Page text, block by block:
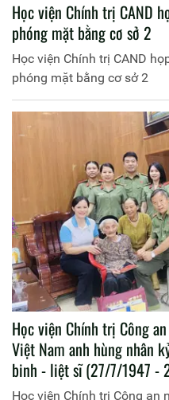
Học viện Chính trị CAND
phóng mặt bằng cơ sở 2
Học viện Chính trị CAND
phóng mặt bằng cơ sở 2
Học viện Chính trị Công
Việt Nam anh hùng nhân
binh - liệt sĩ (27/7/1947 -
Học viện Chính trị Công an